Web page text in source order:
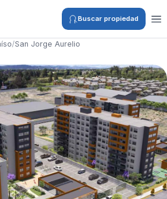
Buscar propiedad
/San Jorge Aurelio